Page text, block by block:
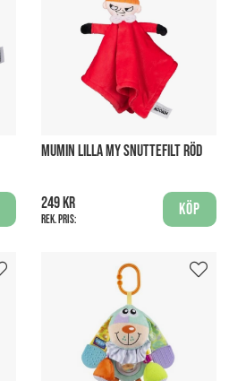
MUMIN LILLA MY SNUTTEFILT RÖD
249 kr
Rek. pris:
Köp